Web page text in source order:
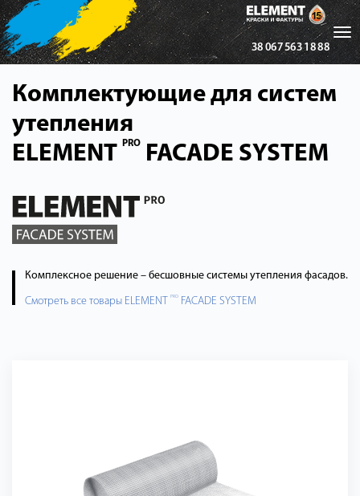
38 067 563 18 88
Комплектующие для систем
утепления
ELEMENT PRO FACADE SYSTEM
Комплексное решение – бесшовные системы утепления фасадов.
Смотреть все товары ELEMENT PRO FACADE SYSTEM